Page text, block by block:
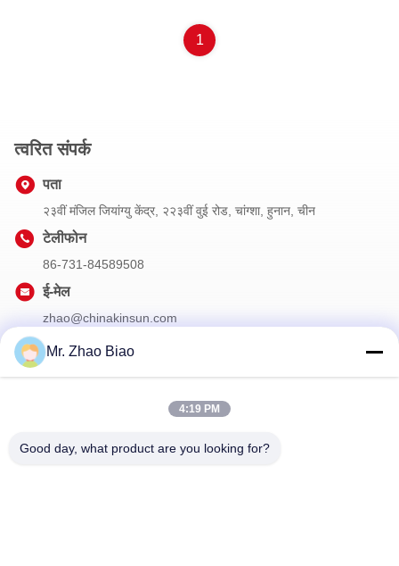
1
त्वरित संपर्क
पता
२३वीं मंजिल जियांग्यु केंद्र, २२३वीं वुई रोड, चांग्शा, हुनान, चीन
टेलीफोन
86-731-84589508
ई-मेल
zhao@chinakinsun.com
छूट और अधिक के लिए हमारे न्यूज़लेटर की सदस्यता लें।
Mr. Zhao Biao
4:19 PM
Good day, what product are you looking for?